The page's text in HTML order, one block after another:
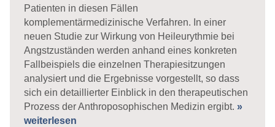
Patienten in diesen Fällen
komplementärmedizinische Verfahren. In einer
neuen Studie zur Wirkung von Heileurythmie bei
Angstzuständen werden anhand eines konkreten
Fallbeispiels die einzelnen Therapiesitzungen
analysiert und die Ergebnisse vorgestellt, so dass
sich ein detaillierter Einblick in den therapeutischen
Prozess der Anthroposophischen Medizin ergibt. »
weiterlesen